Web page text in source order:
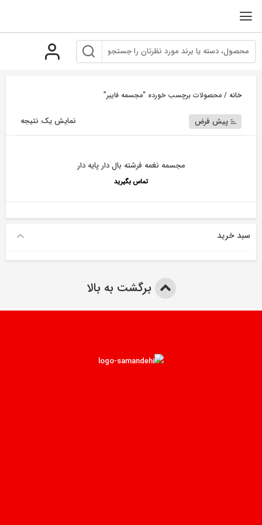
خانه / محصولات برچسب خورده “مجسمه فایبر”
نمایش یک نتیجه پیش فرض
مجسمه نغمه فرشته بال دار پایه دار
تماس بگیرید
سبد خرید
برگشت به بالا